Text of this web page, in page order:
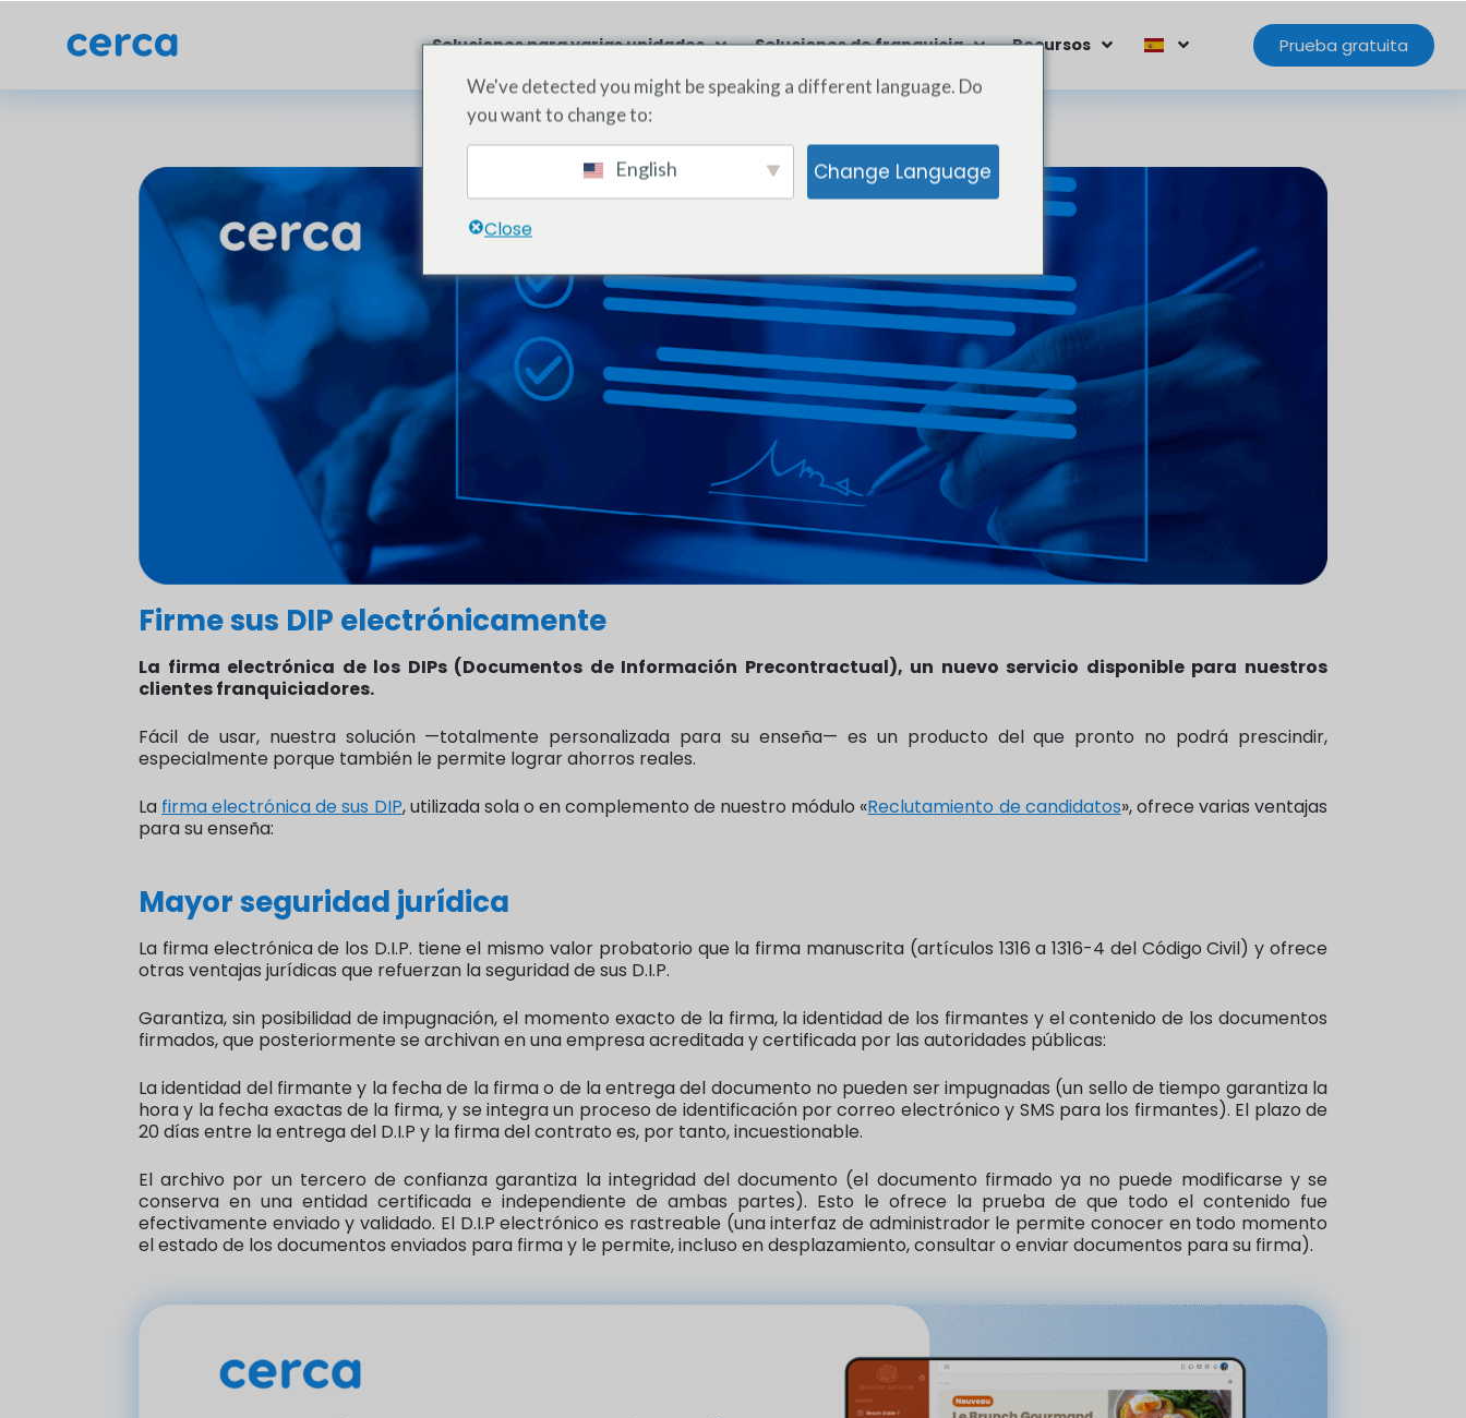
Soluciones para varias unidades Soluciones de franquicia Recursos Prueba gratuita
Firme sus DIP electrónicamente
La firma electrónica de los DIPs (Documentos de Información Precontractual), un nuevo servicio disponible para nuestros
clientes franquiciadores.
Fácil de usar, nuestra solución —totalmente personalizada para su enseña— es un producto del que pronto no podrá prescindir,
especialmente porque también le permite lograr ahorros reales.
La firma electrónica de sus DIP, utilizada sola o en complemento de nuestro módulo «Reclutamiento de candidatos», ofrece varias ventajas
para su enseña:
Mayor seguridad jurídica
La firma electrónica de los D.I.P. tiene el mismo valor probatorio que la firma manuscrita (artículos 1316 a 1316-4 del Código Civil) y ofrece
otras ventajas jurídicas que refuerzan la seguridad de sus D.I.P.
Garantiza, sin posibilidad de impugnación, el momento exacto de la firma, la identidad de los firmantes y el contenido de los documentos
firmados, que posteriormente se archivan en una empresa acreditada y certificada por las autoridades públicas:
La identidad del firmante y la fecha de la firma o de la entrega del documento no pueden ser impugnadas (un sello de tiempo garantiza la
hora y la fecha exactas de la firma, y se integra un proceso de identificación por correo electrónico y SMS para los firmantes). El plazo de
20 días entre la entrega del D.I.P y la firma del contrato es, por tanto, incuestionable.
El archivo por un tercero de confianza garantiza la integridad del documento (el documento firmado ya no puede modificarse y se
conserva en una entidad certificada e independiente de ambas partes). Esto le ofrece la prueba de que todo el contenido fue
efectivamente enviado y validado. El D.I.P electrónico es rastreable (una interfaz de administrador le permite conocer en todo momento
el estado de los documentos enviados para firma y le permite, incluso en desplazamiento, consultar o enviar documentos para su firma).
We've detected you might be speaking a different language. Do
you want to change to:
English Change Language
Close